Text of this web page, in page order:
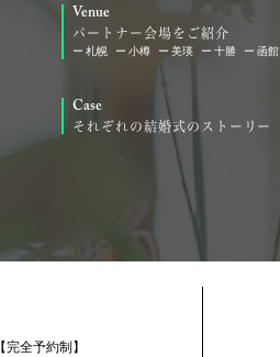
Venue
パートナー会場をご紹介
札幌 小樽 美瑛 十勝 函館
Case
それぞれの結婚式のストーリー
【完全予約制】